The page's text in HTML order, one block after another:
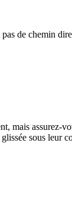
de chemin
mais assurez-
sous leur